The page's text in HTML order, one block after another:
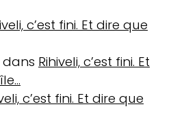
c’est fini. Et dire que
dans Rihiveli, c’est fini. Et
c’est fini. Et dire que